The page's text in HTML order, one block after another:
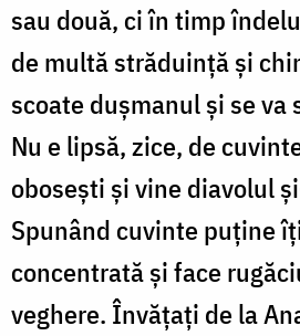
sau două, ci în timp
de multă străduință și
scoate dușmanul și se va
Nu e lipsă, zice, de
obosești și vine diavolul
Spunând cuvinte puține
concentrată și face
veghere. Învățați de la